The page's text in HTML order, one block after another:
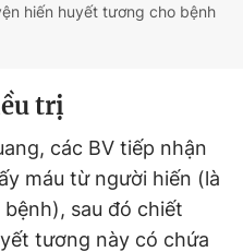
hiến huyết tương cho bệnh
trị
các BV tiếp nhận
máu từ người hiến (là
sau đó chiết
tương này có chứa